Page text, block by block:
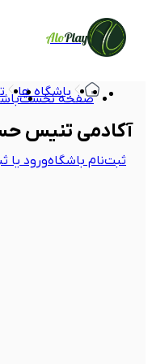
AloPlay
صفحه نخست
ثبت‌نام باشگاهورود یا
باشگاه ها
آکادمی تنیس